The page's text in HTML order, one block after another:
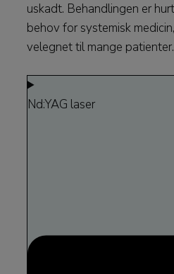
uskadt. Behandlingen er
behov for systemisk
velegnet til mange patienter.
Nd:YAG laser